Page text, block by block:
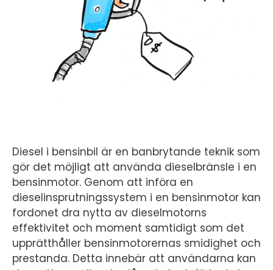
Diesel i bensinbil är en banbrytande teknik som
gör det möjligt att använda dieselbränsle i en
bensinmotor. Genom att införa en
dieselinsprutningssystem i en bensinmotor kan
fordonet dra nytta av dieselmotorns
effektivitet och moment samtidigt som det
upprätthåller bensinmotorernas smidighet och
prestanda. Detta innebär att användarna kan